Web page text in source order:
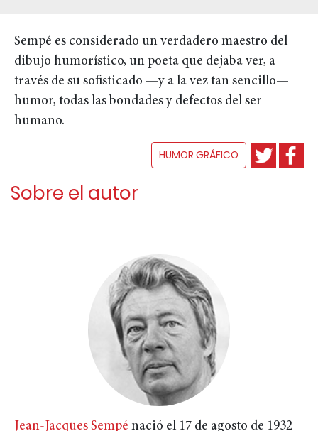
Sempé es considerado un verdadero maestro del
dibujo humorístico, un poeta que dejaba ver, a
través de su sofisticado —y a la vez tan sencillo—
humor, todas las bondades y defectos del ser
humano.
HUMOR GRÁFICO
Sobre el autor
Jean-Jacques Sempé nació el 17 de agosto de 1932